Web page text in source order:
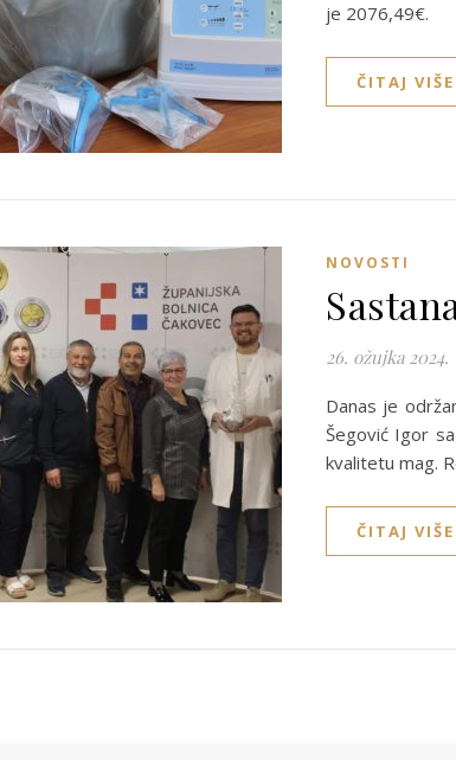
je 2076,49€.
ČITAJ VIŠE
NOVOSTI
26. ožujka 2024.
Danas je
Šegović Igor
kvalitetu mag.
ČITAJ VIŠE